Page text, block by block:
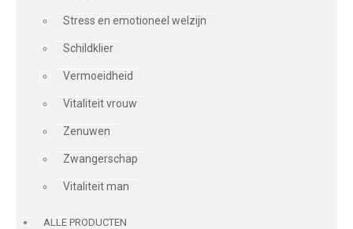
Stress en emotioneel welzijn
Schildklier
Vermoeidheid
Vitaliteit vrouw
Zenuwen
Zwangerschap
Vitaliteit man
ALLE PRODUCTEN